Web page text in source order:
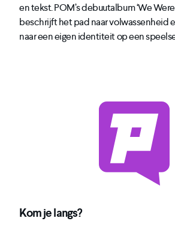
en tekst. POM’s debuutalbum ‘We
beschrijft het pad naar volwassenheid
naar een eigen identiteit op een
Kom je langs?